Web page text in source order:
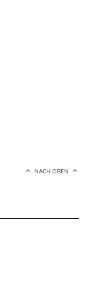
NACH OBEN